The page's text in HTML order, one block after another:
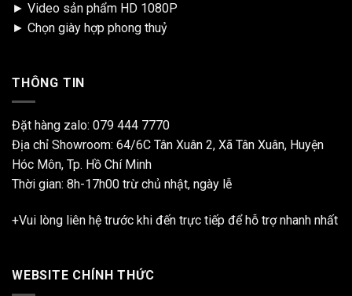
► Video sản phẩm HD 1080P
► Chọn giày hợp phong thuỷ
THÔNG TIN
Đặt hàng zalo: 079 444 7770
Địa chỉ Showroom: 64/6C Tân Xuân 2, Xã Tân Xuân, Huyện
Hóc Môn, Tp. Hồ Chí Minh
Thời gian: 8h-17h00 trừ chủ nhật, ngày lễ
+Vui lòng liên hệ trước khi đến trực tiếp để hỗ trợ nhanh nhất
WEBSITE CHÍNH THỨC